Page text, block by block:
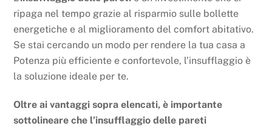
ripaga nel tempo grazie al risparmio sulle bollette
energetiche e al miglioramento del comfort abitativo.
Se stai cercando un modo per rendere la tua casa a
Potenza più efficiente e confortevole, l’insufflaggio è
la soluzione ideale per te.
Oltre ai vantaggi sopra elencati, è importante
sottolineare che l’insufflaggio delle pareti